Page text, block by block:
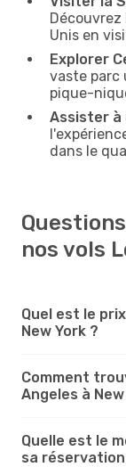
Unis en
Explorer
vaste parc
pique-
Assister à
dans le
nos vols
Quel est le
New York ?
Comment
Angeles à
Quelle est le
sa réservation